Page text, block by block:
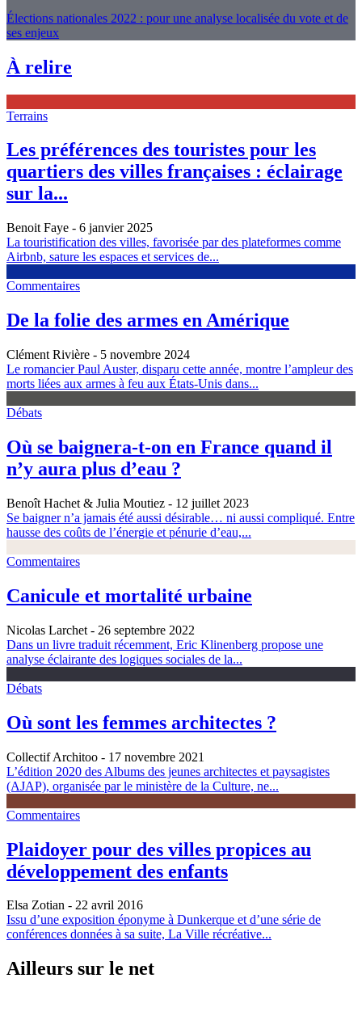
Élections nationales 2022 : pour une analyse localisée du vote et de
ses enjeux
À relire
Terrains
Les préférences des touristes pour les
quartiers des villes françaises : éclairage
sur la...
Benoit Faye - 6 janvier 2025
La touristification des villes, favorisée par des plateformes comme
Airbnb, sature les espaces et services de...
Commentaires
De la folie des armes en Amérique
Clément Rivière - 5 novembre 2024
Le romancier Paul Auster, disparu cette année, montre l’ampleur des
morts liées aux armes à feu aux États-Unis dans...
Débats
Où se baignera-t-on en France quand il
n’y aura plus d’eau ?
Benoît Hachet & Julia Moutiez - 12 juillet 2023
Se baigner n’a jamais été aussi désirable… ni aussi compliqué. Entre
hausse des coûts de l’énergie et pénurie d’eau,...
Commentaires
Canicule et mortalité urbaine
Nicolas Larchet - 26 septembre 2022
Dans un livre traduit récemment, Eric Klinenberg propose une
analyse éclairante des logiques sociales de la...
Débats
Où sont les femmes architectes ?
Collectif Architoo - 17 novembre 2021
L’édition 2020 des Albums des jeunes architectes et paysagistes
(AJAP), organisée par le ministère de la Culture, ne...
Commentaires
Plaidoyer pour des villes propices au
développement des enfants
Elsa Zotian - 22 avril 2016
Issu d’une exposition éponyme à Dunkerque et d’une série de
conférences données à sa suite, La Ville récréative...
Ailleurs sur le net